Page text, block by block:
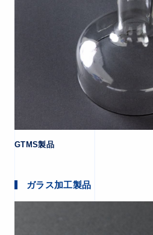
GTMS製品
ガラス加工製品